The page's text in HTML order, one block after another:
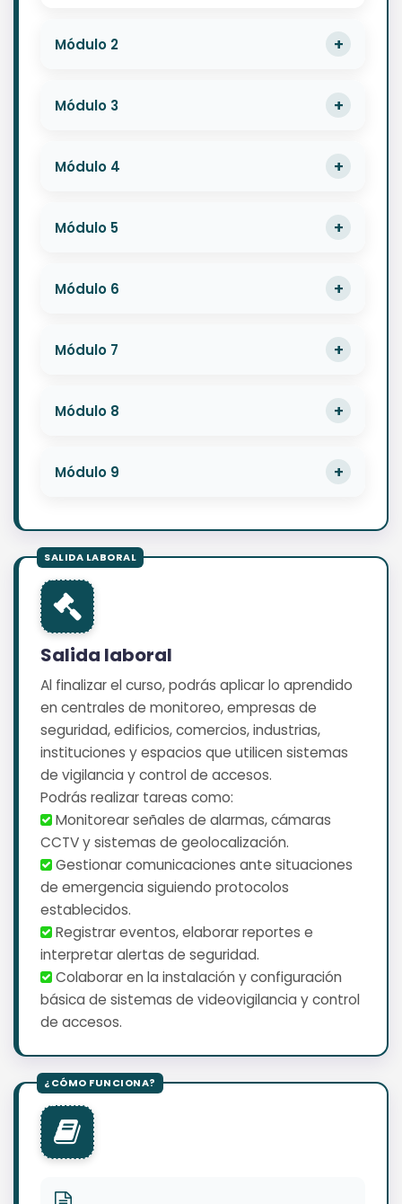
Módulo 2
Módulo 3
Módulo 4
Módulo 5
Módulo 6
Módulo 7
Módulo 8
Módulo 9
Salida laboral
Al finalizar el curso, podrás aplicar lo aprendido
en centrales de monitoreo, empresas de
seguridad, edificios, comercios, industrias,
instituciones y espacios que utilicen sistemas
de vigilancia y control de accesos.
Podrás realizar tareas como:
️ Monitorear señales de alarmas, cámaras
CCTV y sistemas de geolocalización.
️ Gestionar comunicaciones ante situaciones
de emergencia siguiendo protocolos
establecidos.
️ Registrar eventos, elaborar reportes e
interpretar alertas de seguridad.
️ Colaborar en la instalación y configuración
básica de sistemas de videovigilancia y control
de accesos.